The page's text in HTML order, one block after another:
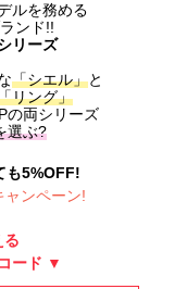
ルを務める
ンド!!
リーズ
「シエル」と
リング」
の両シリーズ
選ぶ?
も5%OFF!
ャンペーン!
る
ード ▼